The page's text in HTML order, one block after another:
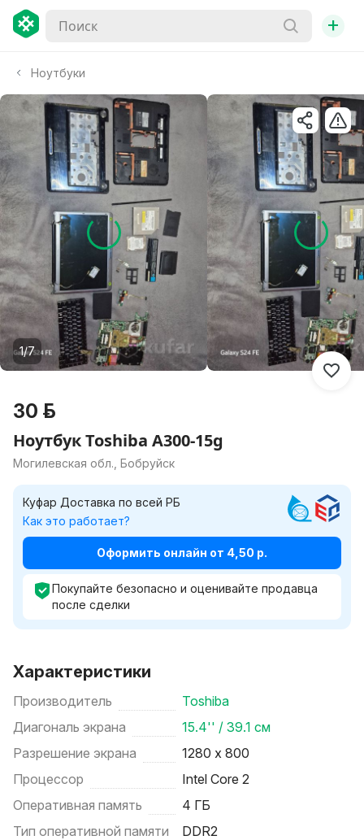
+
Ноутбуки
1/7
30 р.
Ноутбук Toshiba A300-15g
Могилевская обл., Бобруйск
Куфар Доставка по всей РБ
Как это работает?
Оформить онлайн от 4,50 р.
Покупайте безопасно и оценивайте продавца
после сделки
Характеристики
Производитель
Toshiba
Диагональ экрана
15.4'' / 39.1 см
Разрешение экрана
1280 х 800
Процессор
Intel Core 2
Оперативная память
4 ГБ
Тип оперативной памяти
DDR2